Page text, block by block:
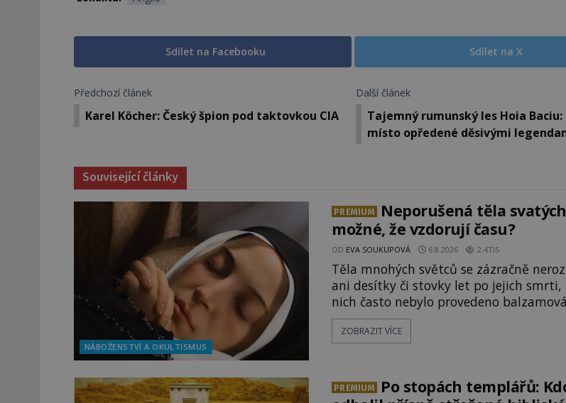
Sdílet na Facebooku Sdílet na X
Předchozí článek
Karel Köcher: Český špion pod taktovkou CIA
Další článek
Tajemný rumunský les Hoia
místo opředené děsivými
Související články
NÁBOŽENSTVÍ A OKULTISMUS
PREMIUM
Neporušená těla
možné, že vzdorují času?
OD EVA SOUKUPOVÁ 6.8.2026 2.4TIS
Těla mnohých světců se zázračně
ani desítky či stovky let po jejich smrti,
nich často nebylo provedeno
pokusy o konzervaci. Neporušené
považovány za důkaz svatosti
Milosrdných
ZOBRAZIT VÍCE
PREMIUM
Po stopách templářů: Kdo